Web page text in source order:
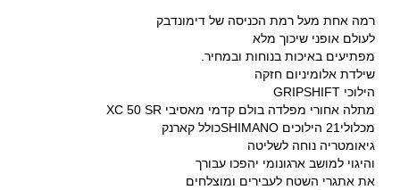
רמה אחת מעל רמת הכניסה של דימונדבק
לעולם אופני שיכוך מלא
מפתיעים באיכות בנוחות ובמחיר.
שילדת אלומיניום חזקה
הילוכי GRIPSHIFT
מתלה אחורי מפלדה בולם קדמי מאסיבי XC 50 SR
מכלולי21 הילוכים SHIMANOכולל קארנק
גיאומטריה נוחה לשליטה
והיגוי למושב ארגונומי יהפכו עבורך
את אתגרי השטח לעבירים ומוצלחים